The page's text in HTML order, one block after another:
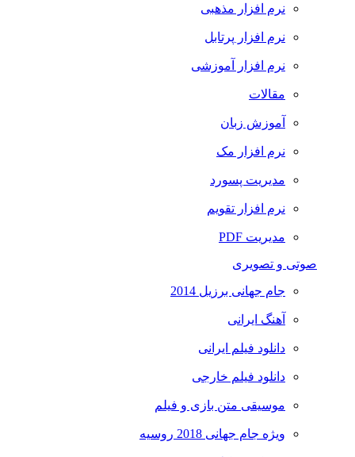
نرم افزار مذهبی
نرم افزار پرتابل
نرم افزار آموزشی
مقالات
آموزش زبان
نرم افزار مک
مدیریت پسورد
نرم افزار تقویم
مدیریت PDF
صوتی و تصویری
جام جهانی برزیل 2014
آهنگ ایرانی
دانلود فیلم ایرانی
دانلود فیلم خارجی
موسیقی متن بازی و فیلم
ویژه جام جهانی 2018 روسیه